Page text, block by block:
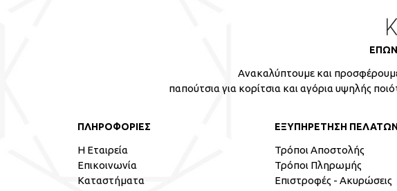
Ανακαλύπτουμε και
παπούτσια για κορίτσια και αγόρια υψηλής
ΠΛΗΡΟΦΟΡΙΕΣ
Η Εταιρεία
Επικοινωνία
Καταστήματα
ΕΞΥΠΗΡΕΤΗΣΗ
Τρόποι Αποστολής
Τρόποι Πληρωμής
Επιστροφές - Ακυρώσεις